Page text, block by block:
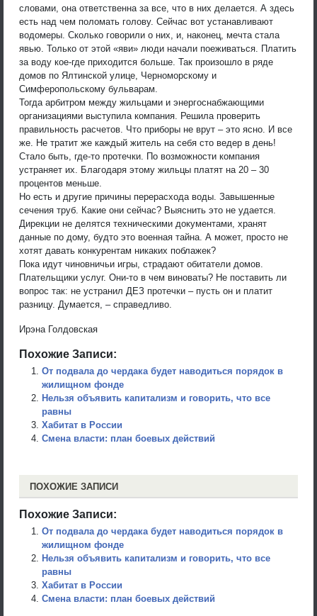
словами, она ответственна за все, что в них делается. А здесь
есть над чем поломать голову. Сейчас вот устанавливают
водомеры. Сколько говорили о них, и, наконец, мечта стала
явью. Только от этой «яви» люди начали поеживаться. Платить
за воду кое-где приходится больше. Так произошло в ряде
домов по Ялтинской улице, Черноморскому и
Симферопольскому бульварам.
Тогда арбитром между жильцами и энергоснабжающими
организациями выступила компания. Решила проверить
правильность расчетов. Что приборы не врут – это ясно. И все
же. Не тратит же каждый житель на себя сто ведер в день!
Стало быть, где-то протечки. По возможности компания
устраняет их. Благодаря этому жильцы платят на 20 – 30
процентов меньше.
Но есть и другие причины перерасхода воды. Завышенные
сечения труб. Какие они сейчас? Выяснить это не удается.
Дирекции не делятся техническими документами, хранят
данные по дому, будто это военная тайна. А может, просто не
хотят давать конкурентам никаких поблажек?
Пока идут чиновничьи игры, страдают обитатели домов.
Плательщики услуг. Они-то в чем виноваты? Не поставить ли
вопрос так: не устранил ДЕЗ протечки – пусть он и платит
разницу. Думается, – справедливо.
Ирэна Голдовская
Похожие Записи:
От подвала до чердака будет наводиться порядок в
жилищном фонде
Нельзя объявить капитализм и говорить, что все
равны
Хабитат в России
Смена власти: план боевых действий
ПОХОЖИЕ ЗАПИСИ
Похожие Записи:
От подвала до чердака будет наводиться порядок в
жилищном фонде
Нельзя объявить капитализм и говорить, что все
равны
Хабитат в России
Смена власти: план боевых действий